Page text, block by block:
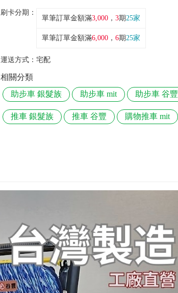
刷卡分期：
單筆訂單金額滿3,000 ， 3期25家
單筆訂單金額滿6,000 ， 6期25家
運送方式： 宅配
相關分類
助步車 銀髮族
助步車 mit 助步車 谷豐
推車 銀髮族 推車 谷豐 購物推車 mit